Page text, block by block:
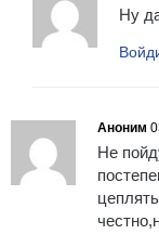
Ну
Аноним
Не